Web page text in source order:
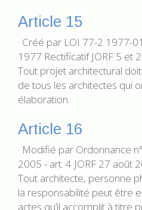
Article 15
· Créé par LOI 77-2 1977-
1977 Rectificatif JORF 5 et
Tout projet architectural
de tous les architectes qui
élaboration.
Article 16
· Modifié par Ordonnance
2005 - art. 4 JORF 27 août
Tout architecte, personne
la responsabilité peut être
actes qu’il accomplit à titre